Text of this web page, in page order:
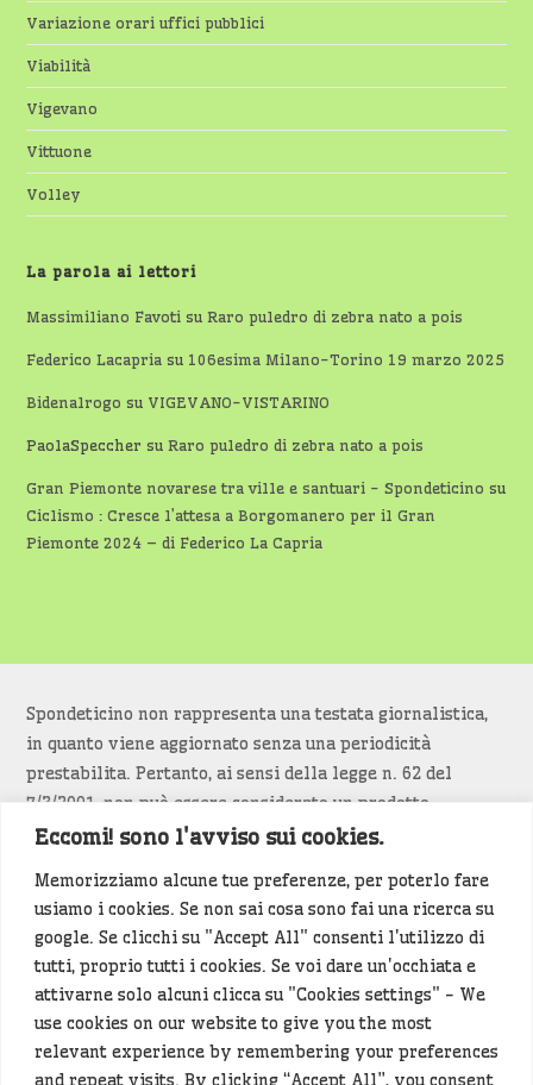
Eccomi! sono l'avviso sui cookies.
Memorizziamo alcune tue preferenze, per poterlo fare
usiamo i cookies. Se non sai cosa sono fai una ricerca su
google. Se clicchi su "Accept All" consenti l'utilizzo di
tutti, proprio tutti i cookies. Se voi dare un'occhiata e
attivarne solo alcuni clicca su "Cookies settings" - We
use cookies on our website to give you the most
relevant experience by remembering your preferences
and repeat visits. By clicking “Accept All”, you consent
Variazione orari uffici pubblici
Viabilità
Vigevano
Vittuone
Volley
La parola ai lettori
Massimiliano Favoti suRaro puledro di zebra nato a pois
Federico Lacapria su 106esima Milano-Torino 19 marzo 2025
Bidenalrogo su VIGEVANO-VISTARINO
PaolaSpeccher suRaro puledro di zebra nato a pois
Gran Piemonte novarese tra ville e santuari - Spondeticino su
Ciclismo : Cresce l’attesa a Borgomanero per il Gran
Piemonte 2024 – di Federico La Capria
Spondeticino non rappresenta una testata giornalistica,
in quanto viene aggiornato senza una periodicità
prestabilita. Pertanto, ai sensi della legge n. 62 del
7/3/2001, non può essere considerato un prodotto
editoriale.
Siamo attenti a non violare copyright e diritti
d’immagine. Se un contenuto è di tua proprietà e vuoi
richiederne la rimozionediccelo(<- clicca per inviarci un
messaggio).
Alcuni articoli sono generati in bozza rielaborando, con
l'intelligenza artificiale generativa, contenuti